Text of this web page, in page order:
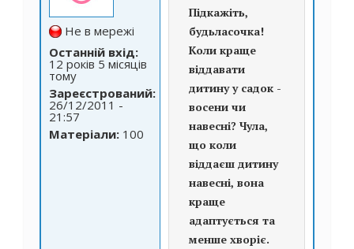
Не в мережі
Останній вхід:
12 років 5 місяців
тому
Зареєстрований:
26/12/2011 -
21:57
Матеріали: 100
Підкажіть,
будьласочка!
Коли краще
віддавати
дитину у садок -
восени чи
навесні? Чула,
що коли
віддаєш дитину
навесні, вона
краще
адаптується та
менше хворіє.